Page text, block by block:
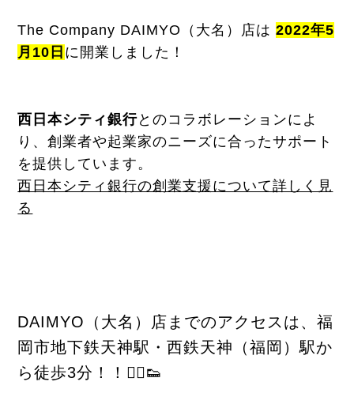
The Company DAIMYO（大名）店は2022年5
月10日 に開業しました！
西日本シティ銀行とのコラボレーションによ
り、創業者や起業家のニーズに合ったサポート
を提供しています。
西日本シティ銀行の創業支援について詳しく見
る
DAIMYO（大名）店までのアクセスは、福
岡市地下鉄天神駅・西鉄天神（福岡）駅か
ら徒歩3分！！🚶‍♂️👟